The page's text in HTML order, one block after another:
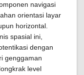
navigasi
orientasi layar
horizontal.
spasial ini,
dengan
genggaman
level